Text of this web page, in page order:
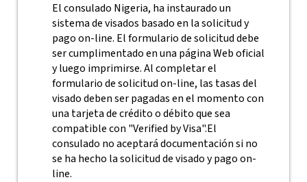
El consulado Nigeria, ha instaurado un
sistema de visados basado en la solicitud y
pago on-line. El formulario de solicitud debe
ser cumplimentado en una página Web oficial
y luego imprimirse. Al completar el
formulario de solicitud on-line, las tasas del
visado deben ser pagadas en el momento con
una tarjeta de crédito o débito que sea
compatible con "Verified by Visa".El
consulado no aceptará documentación si no
se ha hecho la solicitud de visado y pago on-
line.